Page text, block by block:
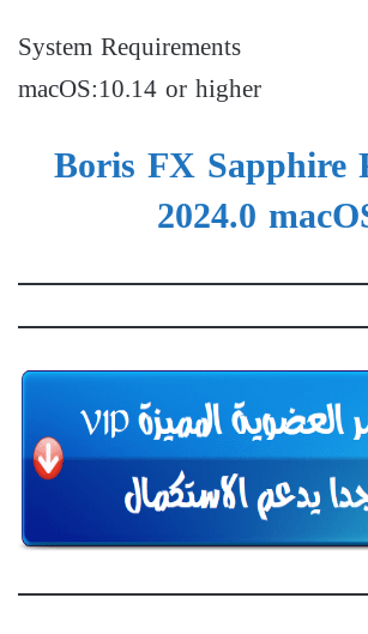
System Requirements
macOS:10.14 or higher
Boris FX Sapphire
2024.0